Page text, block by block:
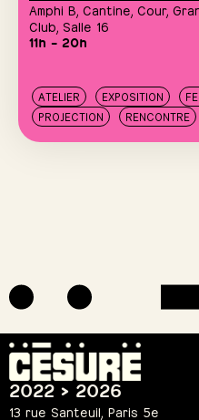
Amphi B Cantine Cour,
Club Salle 16
11h – 20h
ATELIER EXPOSITION
PROJECTION
RENCONTRE
2022 > 2026
13 rue Santeuil, Paris 5e